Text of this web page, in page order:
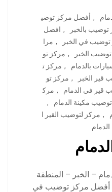
, أفضل مركز توضي
بالخبر , افضل
توضيب في الخبر , مرا
الخبر , مركز تو
بالدمام , مركز ت
قير الخبر , مركز تو
قير في الدمام , مرك
مكينة الدمام
,
, مركز لتوضيب القير ا
– الخبر – المنطقة
أفضل مركز توضيب في